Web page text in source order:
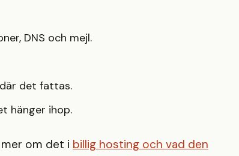
DNS och mejl.
det fattas.
hänger ihop.
om det i billig hosting och vad den